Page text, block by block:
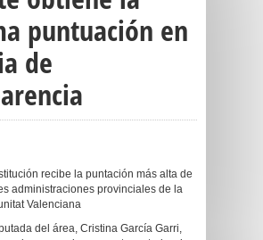
puntuación en
de
recibe la puntación más alta de
administraciones provinciales de la
Valenciana
del área, Cristina García Garri,